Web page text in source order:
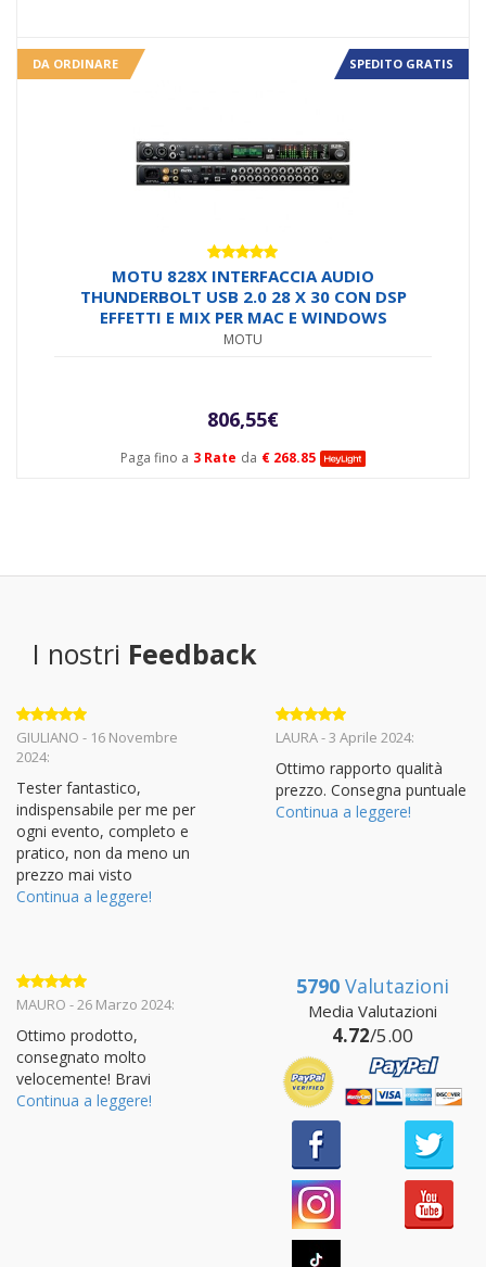
DA ORDINARE SPEDITO GRATIS
Paga fino a 3 Rate da € 268.85
Valutato
5.00 su 5
MOTU 828X INTERFACCIA AUDIO
THUNDERBOLT USB 2.0 28 X 30 CON DSP
EFFETTI E MIX PER MAC E WINDOWS
MOTU
806,55€
I nostri Feedback
Valutato 5
su 5
GIULIANO - 16 Novembre
2024:
Tester fantastico,
indispensabile per me per
ogni evento, completo e
pratico, non da meno un
prezzo mai visto
Continua a leggere!
Valutato 5
LAURA - 3 Aprile 2024:
Ottimo rapporto qualità
prezzo. Consegna puntuale
Continua a leggere!
Valutato5
MAURO - 26 Marzo 2024:
Ottimo prodotto,
consegnato molto
velocemente! Bravi
Continua a leggere!
5790 Valutazioni
Media Valutazioni
4.72/5.00